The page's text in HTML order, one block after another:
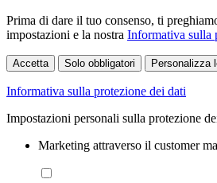
Prima di dare il tuo consenso, ti
impostazioni e la nostra Informativa sulla
Accetta Solo obbligatori Personalizza
Informativa sulla protezione dei dati
Impostazioni personali sulla protezione
Marketing attraverso il customer